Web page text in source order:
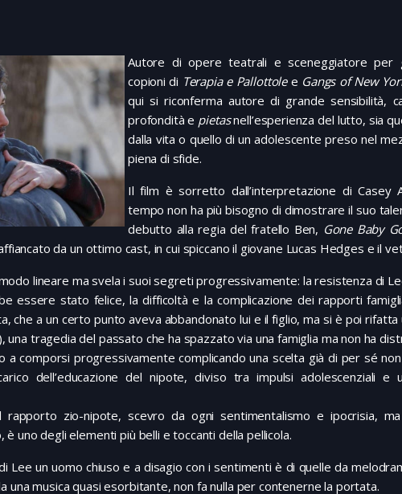
Autore di opere teatrali e sceneggiatore per
copioni di Terapia e Pallottole e Gangs of New
qui si riconferma autore di grande sensibilità,
profondità e pietasnell’esperienza del lutto, sia
dalla vita o quello di un adolescente preso nel
piena di sfide.
Il film è sorretto dall’interpretazione di Casey
tempo non ha più bisogno di dimostrare il suo
debutto alla regia del fratello Ben, Gone Baby
da un ottimo cast, in cui spiccano il giovane Lucas Hedges e il
lineare ma svela i suoi segreti progressivamente: la resistenza di
essere stato felice, la difficoltà e la complicazione dei rapporti
che a un certo punto aveva abbandonato lui e il figlio, ma si è poi rifatta
tragedia del passato che ha spazzato via una famiglia ma non ha
a comporsi progressivamente complicando una scelta già di per sé
dell’educazione del nipote, diviso tra impulsi adolescenziali e
zio-nipote, scevro da ogni sentimentalismo e ipocrisia,
uno degli elementi più belli e toccanti della pellicola.
Lee un uomo chiuso e a disagio con i sentimenti è di quelle da
una musica quasi esorbitante, non fa nulla per contenerne la portata.